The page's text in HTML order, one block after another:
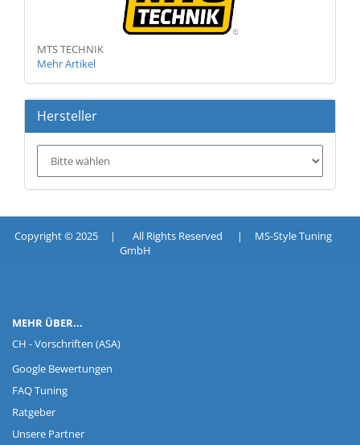
MTS TECHNIK
Mehr Artikel
Hersteller
Copyright © 2025 | All Rights Reserved | MS-Style Tuning
GmbH
MEHR ÜBER...
CH - Vorschriften (ASA)
Google Bewertungen
FAQ Tuning
Ratgeber
Unsere Partner